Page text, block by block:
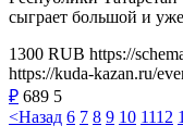
сыграет большой и
1300 RUB https://
https://kuda-kazan.ru/
₽ 689 5
<Назад 6 7 8 9 10 1112